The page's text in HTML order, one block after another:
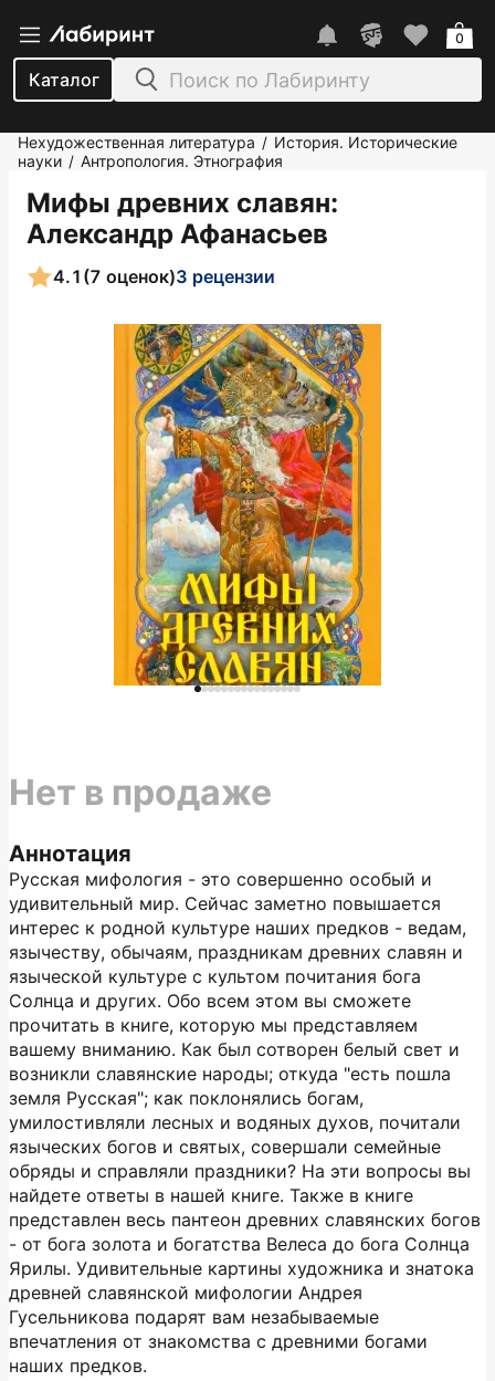
Каталог
0
Нехудожественная литература / История. Исторические
науки / Антропология. Этнография
Мифы древних славян:
Александр Афанасьев
4.1 (7 оценок)3 рецензии
Аннотация
Русская мифология - это совершенно особый и
удивительный мир. Сейчас заметно повышается
интерес к родной культуре наших предков - ведам,
язычеству, обычаям, праздникам древних славян и
языческой культуре с культом почитания бога
Солнца и других. Обо всем этом вы сможете
прочитать в книге, которую мы представляем
вашему вниманию. Как был сотворен белый свет и
возникли славянские народы; откуда "есть пошла
земля Русская"; как поклонялись богам,
умилостивляли лесных и водяных духов, почитали
языческих богов и святых, совершали семейные
обряды и справляли праздники? На эти вопросы вы
найдете ответы в нашей книге. Также в книге
представлен весь пантеон древних славянских богов
- от бога золота и богатства Велеса до бога Солнца
Ярилы. Удивительные картины художника и знатока
древней славянской мифологии Андрея
Гусельникова подарят вам незабываемые
впечатления от знакомства с древними богами
наших предков.
Нет в продаже